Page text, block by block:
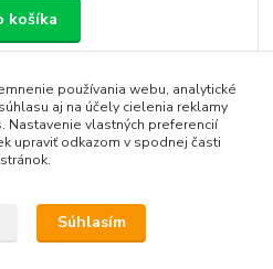
košíka
používania webu, analytické
aj na účely cielenia reklamy
Nastavenie vlastných preferencií
upraviť odkazom v spodnej časti
stránok.
Súhlasím